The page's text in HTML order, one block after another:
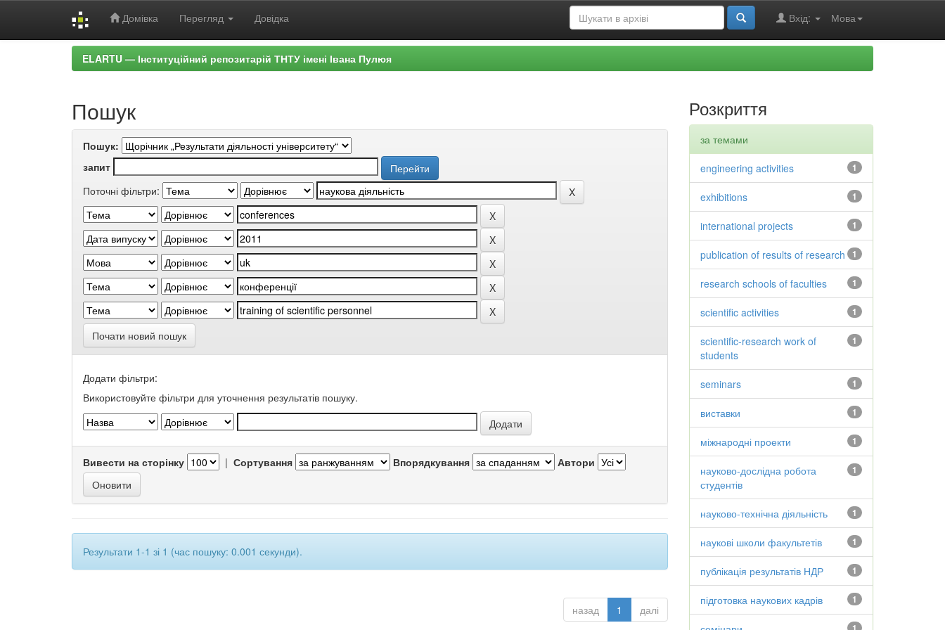
Домівка Перегляд Довідка Мова
Вхід:
ELARTU — Інституційний репозитарій ТНТУ імені Івана Пулюя
Пошук
Пошук:
запит
Поточні фільтри:
Почати новий пошук
Додати фільтри:
Використовуйте фільтри для уточнення результатів пошуку.
Вивести на сторінку | Сортування Впорядкування Автори
Результати 1-1 зі 1 (час пошуку: 0.001 секунди).
назад 1 далі
Розкриття
за темами
1
engineering activities
1
exhibitions
1
international projects
1
publication of results of research
1
research schools of faculties
1
scientific activities
1
scientific-research work of
students
1
seminars
1
виставки
1
міжнародні проекти
1
науково-дослідна робота
студентів
1
науково-технічна діяльність
1
наукові школи факультетів
1
публікація результатів НДР
1
підготовка наукових кадрів